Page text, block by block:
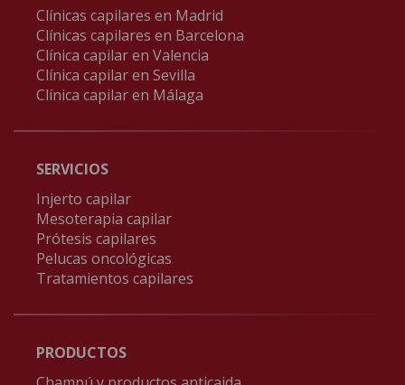
Clínicas capilares en Madrid
Clínicas capilares en Barcelona
Clínica capilar en Valencia
Clínica capilar en Sevilla
Clínica capilar en Málaga
SERVICIOS
Injerto capilar
Mesoterapia capilar
Prótesis capilares
Pelucas oncológicas
Tratamientos capilares
PRODUCTOS